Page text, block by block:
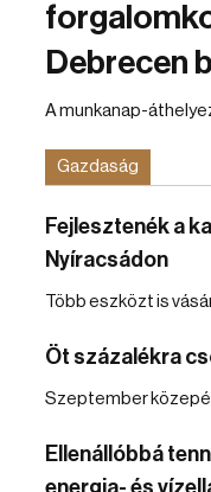
Debrecen
A munkanap-
Gazdaság
Fejlesztenék a
Nyíracsádon
Több eszközt is
Öt százalékra
Szeptember
Ellenállóbbá
energia- és